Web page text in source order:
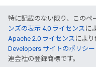
特に記載のない限り、このペ
ンズの表示 4.0 ライセンス に
Apache 2.0 ライセンス によ
Developers サイトのポリシー
連会社の登録商標です。